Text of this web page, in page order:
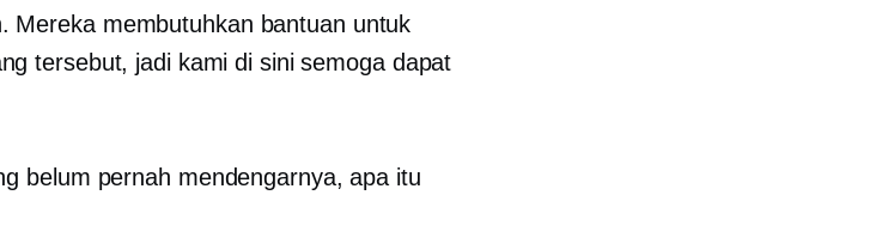
Mereka membutuhkan bantuan untuk
tersebut, jadi kami di sini semoga dapat
belum pernah mendengarnya, apa itu